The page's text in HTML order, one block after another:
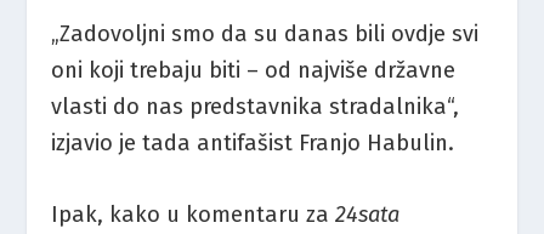
„Zadovoljni smo da su danas bili ovdje svi
oni koji trebaju biti – od najviše državne
vlasti do nas predstavnika stradalnika“,
izjavio je tada antifašist Franjo Habulin.
Ipak, kako u komentaru za24sata